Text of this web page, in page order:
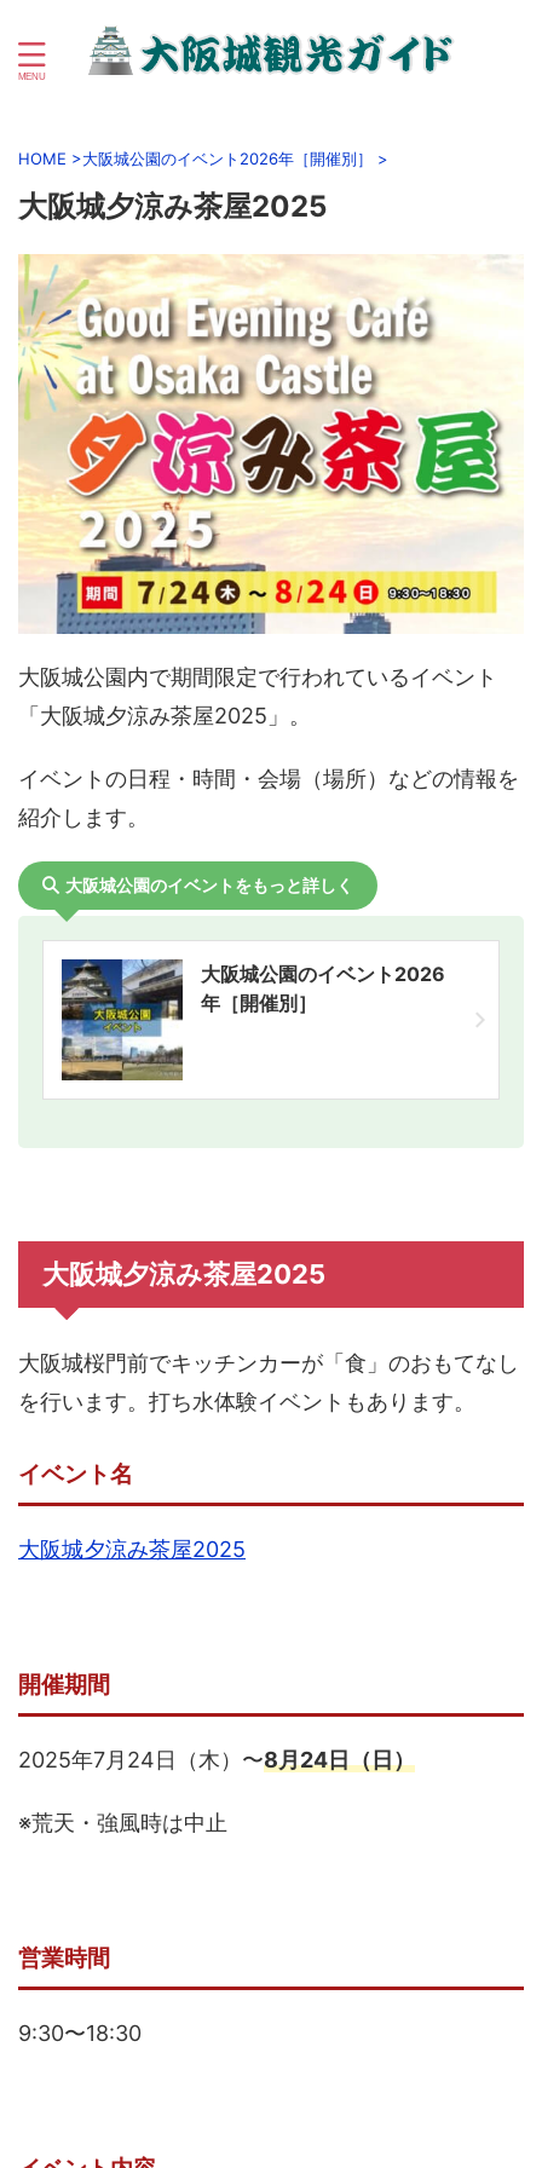
HOME >大阪城公園のイベント2026年［開催別］ >
大阪城夕涼み茶屋2025
大阪城公園内で期間限定で行われているイベント
「大阪城夕涼み茶屋2025」。
イベントの日程・時間・会場（場所）などの情報を
紹介します。
大阪城公園のイベントをもっと詳しく
大阪城公園のイベント2026
年［開催別］
大阪城夕涼み茶屋2025
大阪城桜門前でキッチンカーが「食」のおもてなし
を行います。打ち水体験イベントもあります。
イベント名
大阪城夕涼み茶屋2025
開催期間
2025年7月24日（木）〜8月24日（日）
※荒天・強風時は中止
営業時間
9:30〜18:30